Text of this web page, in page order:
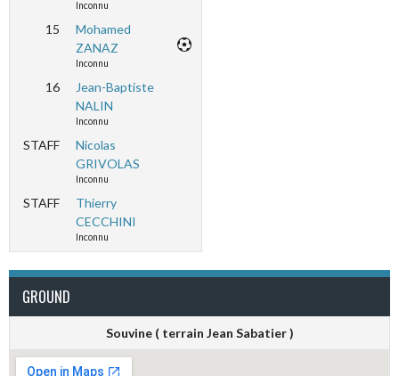
Inconnu
15
Mohamed
ZANAZ
Inconnu
16
Jean-Baptiste
NALIN
Inconnu
STAFF
Nicolas
GRIVOLAS
Inconnu
STAFF
Thierry
CECCHINI
Inconnu
GROUND
Souvine ( terrain Jean Sabatier )